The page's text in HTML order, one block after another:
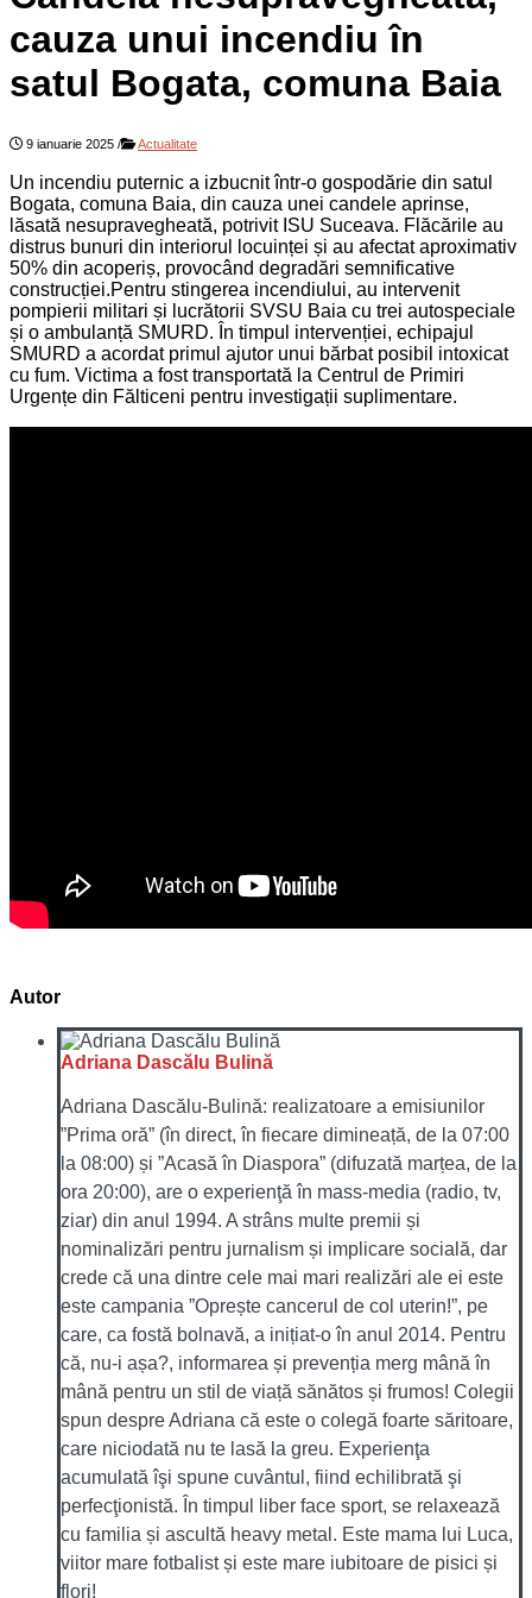
cauza unui incendiu în
satul Bogata, comuna Baia
9 ianuarie 2025 / Actualitate
Un incendiu puternic a izbucnit într-o gospodărie din satul
Bogata, comuna Baia, din cauza unei candele aprinse,
lăsată nesupravegheată, potrivit ISU Suceava. Flăcările au
distrus bunuri din interiorul locuinței și au afectat aproximativ
50% din acoperiș, provocând degradări semnificative
construcției.Pentru stingerea incendiului, au intervenit
pompierii militari și lucrătorii SVSU Baia cu trei autospeciale
și o ambulanță SMURD. În timpul intervenției, echipajul
SMURD a acordat primul ajutor unui bărbat posibil intoxicat
cu fum. Victima a fost transportată la Centrul de Primiri
Urgențe din Fălticeni pentru investigații suplimentare.
Autor
Adriana Dascălu Bulină
Adriana Dascălu-Bulină: realizatoare a emisiunilor
”Prima oră” (în direct, în fiecare dimineață, de la 07:00
la 08:00) și ”Acasă în Diaspora” (difuzată marțea, de la
ora 20:00), are o experienţă în mass-media (radio, tv,
ziar) din anul 1994. A strâns multe premii și
nominalizări pentru jurnalism și implicare socială, dar
crede că una dintre cele mai mari realizări ale ei este
este campania ”Oprește cancerul de col uterin!”, pe
care, ca fostă bolnavă, a inițiat-o în anul 2014. Pentru
că, nu-i așa?, informarea și prevenția merg mână în
mână pentru un stil de viață sănătos și frumos! Colegii
spun despre Adriana că este o colegă foarte săritoare,
care niciodată nu te lasă la greu. Experienţa
acumulată îşi spune cuvântul, fiind echilibrată şi
perfecţionistă. În timpul liber face sport, se relaxează
cu familia și ascultă heavy metal. Este mama lui Luca,
viitor mare fotbalist și este mare iubitoare de pisici și
flori!